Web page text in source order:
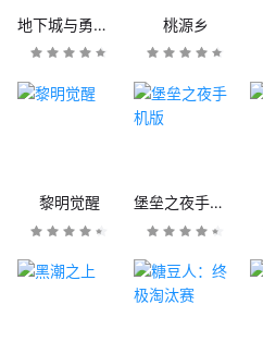
地下城与勇士M 桃源乡
黎明觉醒 堡垒之夜手机版